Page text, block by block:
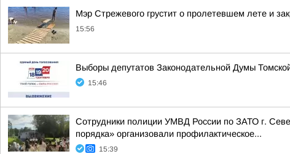
Мэр Стрежевого грустит о пролетевшем лете и
15:56
Выборы депутатов Законодательной Думы
15:46
Сотрудники полиции УМВД России по ЗАТО г.
порядка» организовали профилактическое...
15:39